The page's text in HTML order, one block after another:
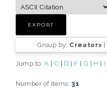
Group by: Creators |
Jump to:A | C | D | F | G | H | I
Number of items: 31